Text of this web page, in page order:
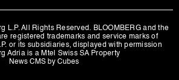
L.P. All Rights Reserved. BLOOMBERG and the
registered trademarks and service marks of
or its subsidiaries, displayed with permission
Adria is a Mtel Swiss SA Property
News CMS by Cubes